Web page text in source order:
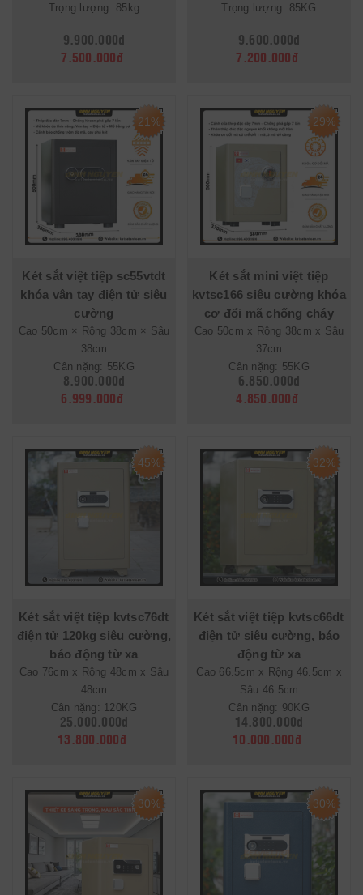
Trọng lượng: 85kg
9.900.000đ
7.500.000đ
Trọng lượng: 85KG
9.600.000đ
7.200.000đ
21%
Két sắt việt tiệp sc55vtdt
khóa vân tay điện tử siêu
cường
Cao 50cm × Rộng 38cm × Sâu
38cm
Cân nặng: 55KG
8.900.000đ
6.999.000đ
29%
Két sắt mini việt tiệp
kvtsc166 siêu cường khóa
cơ đổi mã chống cháy
Cao 50cm x Rộng 38cm x Sâu
37cm
Cân nặng: 55KG
6.850.000đ
4.850.000đ
45%
Két sắt việt tiệp kvtsc76dt
điện tử 120kg siêu cường,
báo động từ xa
Cao 76cm x Rộng 48cm x Sâu
48cm
Cân nặng: 120KG
25.000.000đ
13.800.000đ
32%
Két sắt việt tiệp kvtsc66dt
điện tử siêu cường, báo
động từ xa
Cao 66.5cm x Rộng 46.5cm x
Sâu 46.5cm
Cân nặng: 90KG
14.800.000đ
10.000.000đ
30% 30%